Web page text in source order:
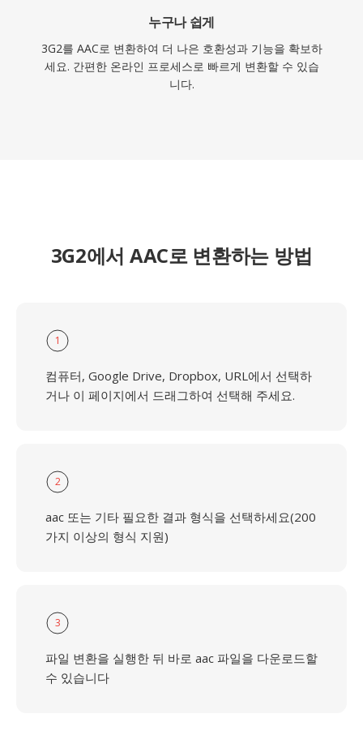
누구나 쉽게
3G2를 AAC로 변환하여 더 나은 호환성과 기능을 확보하
세요. 간편한 온라인 프로세스로 빠르게 변환할 수 있습
니다.
3G2에서 AAC로 변환하는 방법
1
컴퓨터, Google Drive, Dropbox, URL에서 선택하
거나 이 페이지에서 드래그하여 선택해 주세요.
2
aac 또는 기타 필요한 결과 형식을 선택하세요(200
가지 이상의 형식 지원)
3
파일 변환을 실행한 뒤 바로 aac 파일을 다운로드할
수 있습니다